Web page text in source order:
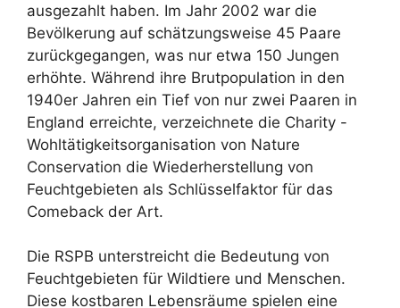
ausgezahlt haben. Im Jahr 2002 war die
Bevölkerung auf schätzungsweise 45 Paare
zurückgegangen, was nur etwa 150 Jungen
erhöhte. Während ihre Brutpopulation in den
1940er Jahren ein Tief von nur zwei Paaren in
England erreichte, verzeichnete die Charity -
Wohltätigkeitsorganisation von Nature
Conservation die Wiederherstellung von
Feuchtgebieten als Schlüsselfaktor für das
Comeback der Art.
Die RSPB unterstreicht die Bedeutung von
Feuchtgebieten für Wildtiere und Menschen.
Diese kostbaren Lebensräume spielen eine